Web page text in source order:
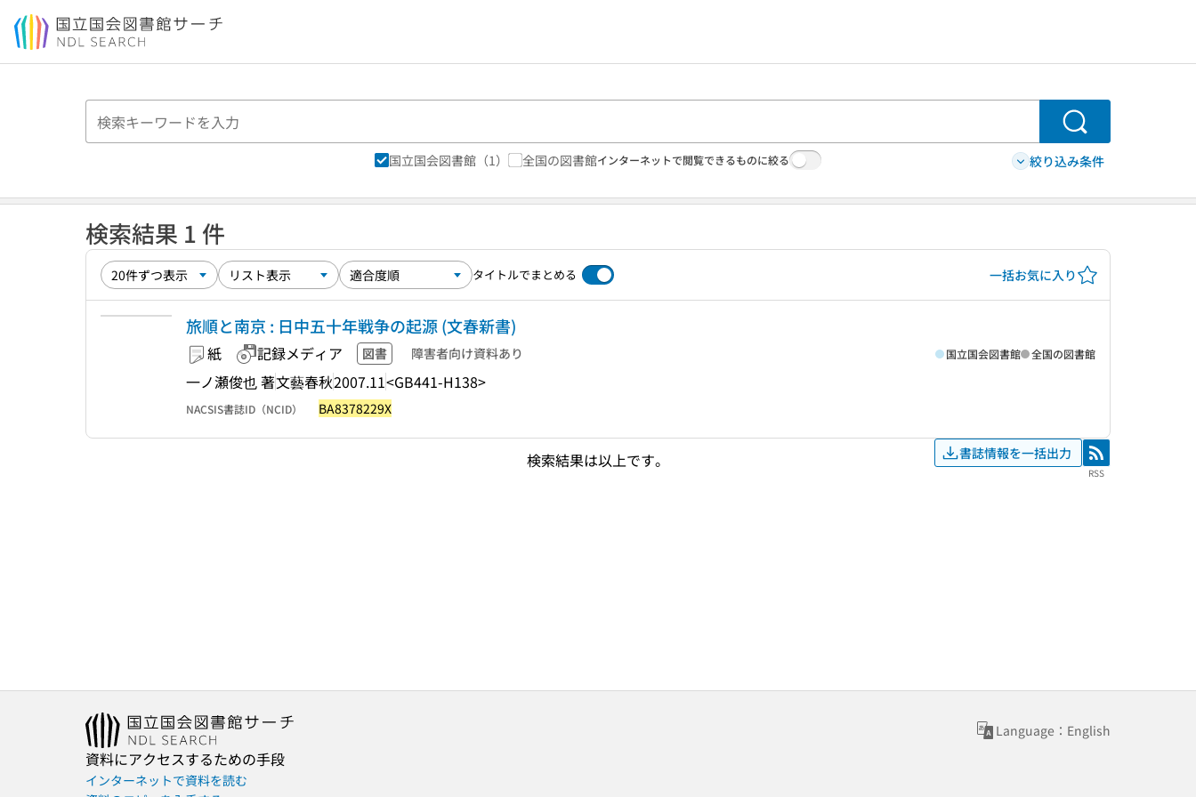
本文へ移動
検索
国立国会図書館 （1） 全国の図書館インターネットで閲覧できるものに絞る 絞り込み条件
検索結果 1 件
タイトルでまとめる 一括お気に入り
旅順と南京 : 日中五十年戦争の起源 (文春新書)
紙 記録メディア 図書 障害者向け資料あり
一ノ瀬俊也 著文藝春秋2007.11<GB441-H138>
国立国会図書館 全国の図書館
NACSIS書誌ID（NCID） BA8378229X
検索結果は以上です。 書誌情報を一括出力 RSS
RSS
Language：English
資料にアクセスするための手段
インターネットで資料を読む